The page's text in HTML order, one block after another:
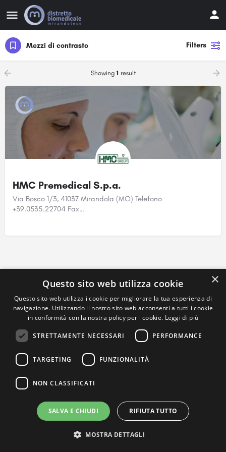
Mezzi di contrasto Filters
Showing 1 result
HMC Premedical S.p.a.
Via Bosco 1/3, 41037 Mirandola (MO) Telefono
+39.0535.22704 Fax…
×
Questo sito web utilizza cookie
Questo sito web utilizza i cookie per migliorare la tua esperienza di
navigazione. Utilizzando il nostro sito web acconsenti a tutti i cookie
in conformità con la nostra policy per i cookie. Leggi di più
STRETTAMENTE NECESSARI PERFORMANCE
TARGETING FUNZIONALITÀ
NON CLASSIFICATI
SALVA E CHIUDI RIFIUTA TUTTO
MOSTRA DETTAGLI